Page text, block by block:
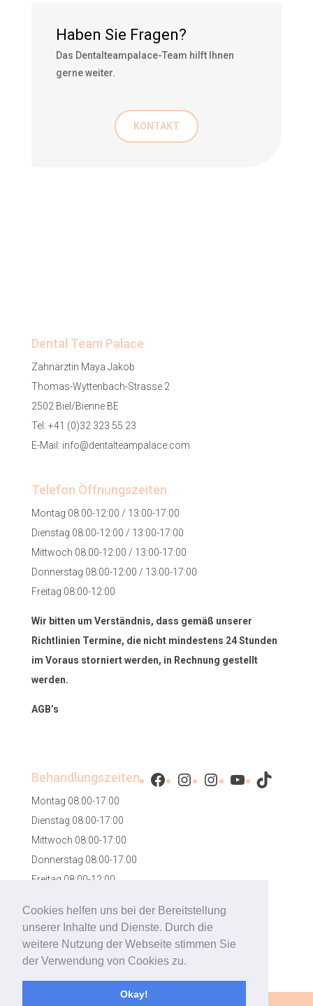
Cookies helfen uns bei der Bereitstellung
unserer Inhalte und Dienste. Durch die
weitere Nutzung der Webseite stimmen Sie
der Verwendung von Cookies zu.
Okay!
Haben Sie Fragen?
Das Dentalteampalace-Team hilft Ihnen
gerne weiter.
KONTAKT
Dental Team Palace
Zahnärztin Maya Jakob
Thomas-Wyttenbach-Strasse 2
2502 Biel/Bienne BE
Tel: +41 (0)32 323 55 23
E-Mail: info@dentalteampalace.com
Telefon Öffnungszeiten
Montag 08:00-12:00 / 13:00-17:00
Dienstag 08:00-12:00 / 13:00-17:00
Mittwoch 08:00-12:00 / 13:00-17:00
Donnerstag 08:00-12:00 / 13:00-17:00
Freitag 08:00-12:00
Wir bitten um Verständnis, dass gemäß unserer
Richtlinien Termine, die nicht mindestens 24 Stunden
im Voraus storniert werden, in Rechnung gestellt
werden.
AGB’s
Behandlungszeiten
Montag 08:00-17:00
Dienstag 08:00-17:00
Mittwoch 08:00-17:00
Donnerstag 08:00-17:00
Freitag 08:00-12:00
Facebook
Instagram
Instagram
YouTube
TikTok